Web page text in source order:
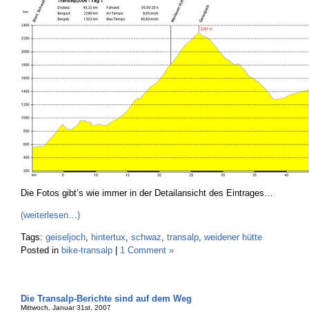
Die Fotos gibt’s wie immer in der Detailansicht des Eintrages…
(weiterlesen…)
Tags: geiseljoch, hintertux, schwaz, transalp, weidener hütte
Posted in bike-transalp 1 Comment »
Die Transalp-Berichte sind auf dem Weg
Mittwoch, Januar 31st, 2007